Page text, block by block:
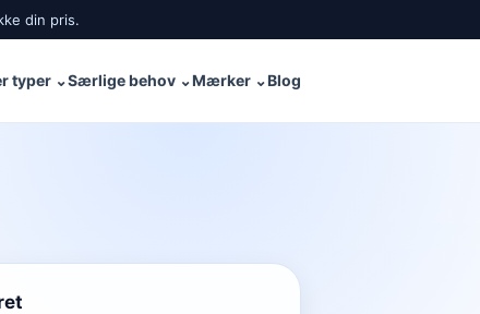
din pris.
typer ⌄Særlige behov ⌄Mærker ⌄Blog